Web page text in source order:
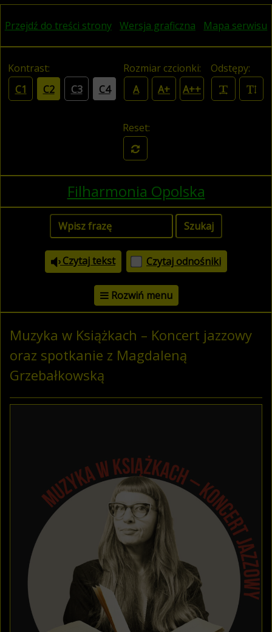
Przejdź do treści strony Wersja graficzna Mapa serwisu
Kontrast:
C1
C2 C3 C4
Rozmiar czcionki:
A
A+ A++
Odstępy:
Reset:
Filharmonia Opolska
Czytaj tekst Czytaj odnośniki
Rozwiń menu
Muzyka w Książkach – Koncert jazzowy
oraz spotkanie z Magdaleną
Grzebałkowską